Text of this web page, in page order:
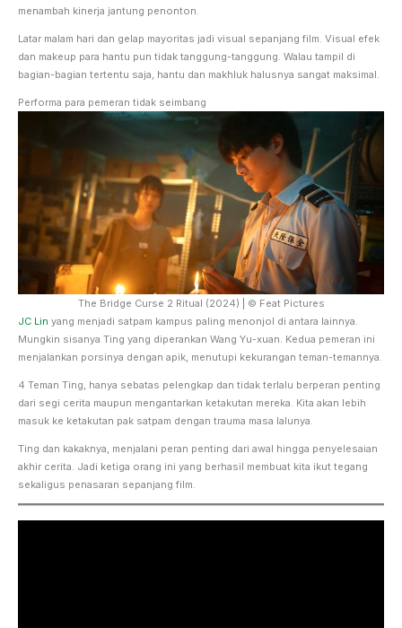
menambah kinerja jantung penonton.
Latar malam hari dan gelap mayoritas jadi visual sepanjang film. Visual efek
dan makeup para hantu pun tidak tanggung-tanggung. Walau tampil di
bagian-bagian tertentu saja, hantu dan makhluk halusnya sangat maksimal.
Performa para pemeran tidak seimbang
The Bridge Curse 2 Ritual (2024) | © Feat Pictures
JC Lin yang menjadi satpam kampus paling menonjol di antara lainnya.
Mungkin sisanya Ting yang diperankan Wang Yu-xuan. Kedua pemeran ini
menjalankan porsinya dengan apik, menutupi kekurangan teman-temannya.
4 Teman Ting, hanya sebatas pelengkap dan tidak terlalu berperan penting
dari segi cerita maupun mengantarkan ketakutan mereka. Kita akan lebih
masuk ke ketakutan pak satpam dengan trauma masa lalunya.
Ting dan kakaknya, menjalani peran penting dari awal hingga penyelesaian
akhir cerita. Jadi ketiga orang ini yang berhasil membuat kita ikut tegang
sekaligus penasaran sepanjang film.